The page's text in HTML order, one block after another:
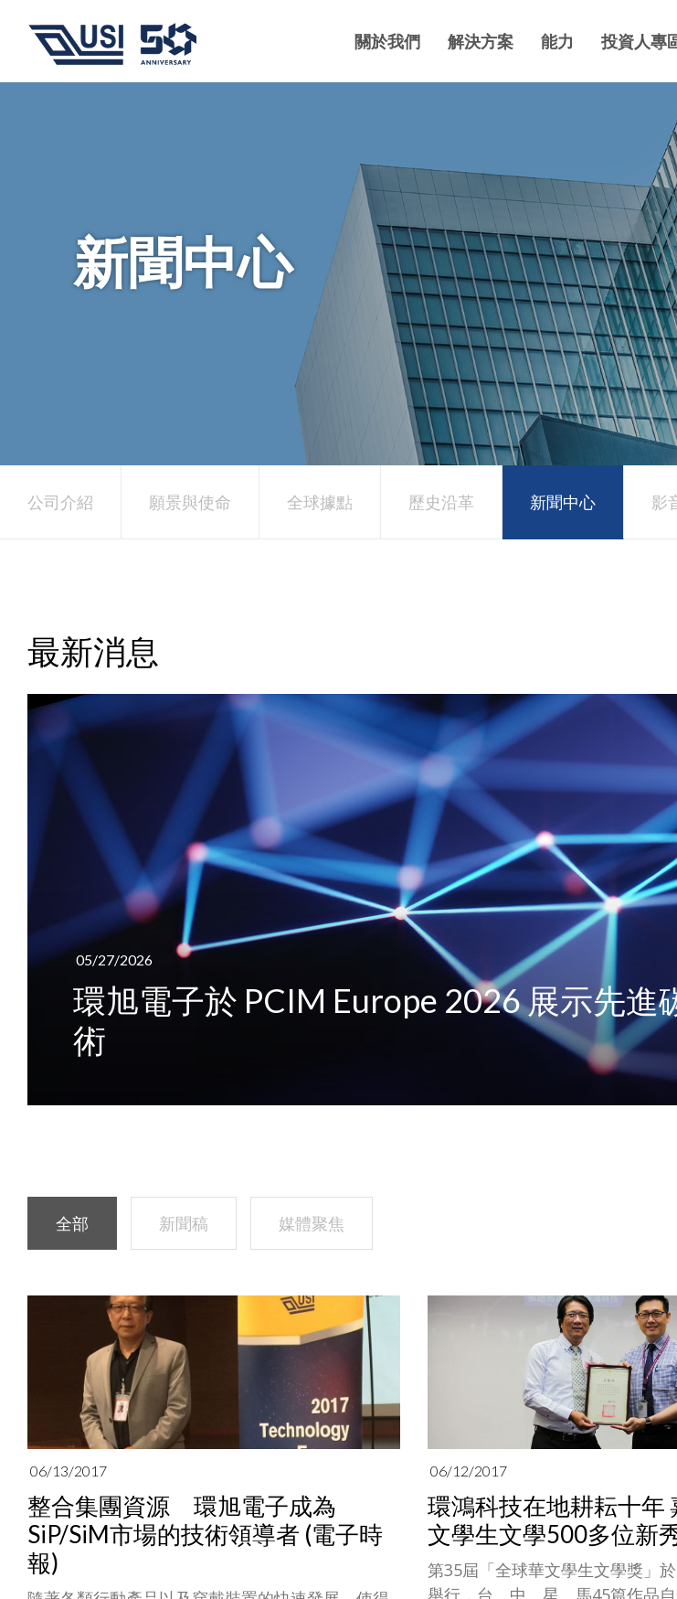
關於我們 解決方案 能力 投資人專
新聞中心
公司介紹 願景與使命 全球據點 歷史沿革 新聞中心 影
最新消息
05/27/2026
環旭電子於 PCIM Europe 2026 展示先進
術
全部 新聞稿 媒體聚焦
06/13/2017
整合集團資源 環旭電子成為
SiP/SiM市場的技術領導者 (電子時
報)
06/12/2017
環鴻科技在地耕耘十年 嘉惠全球華
文學生文學500多位新
第35屆「全球華文學生文學獎」
舉行，台、中、星、馬45篇作品